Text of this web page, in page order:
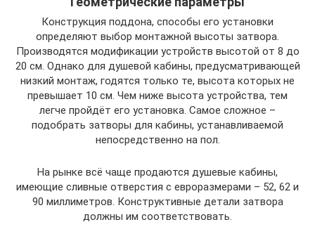
Конструкция поддона, способы его установки
определяют выбор монтажной высоты затвора.
Производятся модификации устройств высотой от 8 до
20 см. Однако для душевой кабины, предусматривающей
низкий монтаж, годятся только те, высота которых не
превышает 10 см. Чем ниже высота устройства, тем
легче пройдёт его установка. Самое сложное –
подобрать затворы для кабины, устанавливаемой
непосредственно на пол.
На рынке всё чаще продаются душевые кабины,
имеющие сливные отверстия с евроразмерами – 52, 62 и
90 миллиметров. Конструктивные детали затвора
должны им соответствовать.